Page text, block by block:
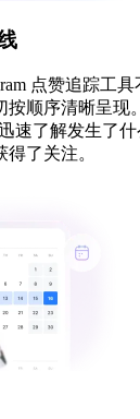
点赞追踪工
按顺序清晰呈现
速了解发生了
了关注。